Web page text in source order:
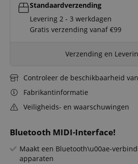
Bluetooth MIDI-Interface!
Maakt een Bluetooth\u00ae-
apparaten
Standaardverzending
Levering 2 - 3 werkdagen
Gratis verzending vanaf €99
Verzending en
Controleer de beschikbaarheid
Fabrikantinformatie
Veiligheids- en waarschuwingen